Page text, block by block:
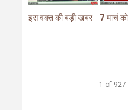
इस वक्त की बड़ी खबर
1 of 927